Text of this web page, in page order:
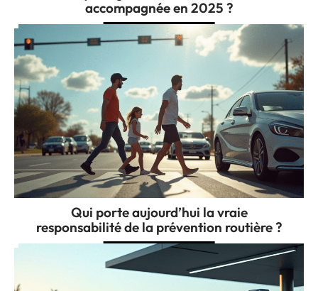
accompagnée en 2025 ?
Qui porte aujourd’hui la vraie
responsabilité de la prévention routière ?